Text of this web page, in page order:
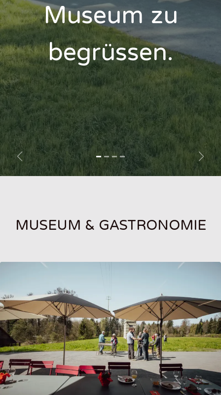
Museum zu
begrüssen.
Zurück
MUSEUM & GASTRONOMIE